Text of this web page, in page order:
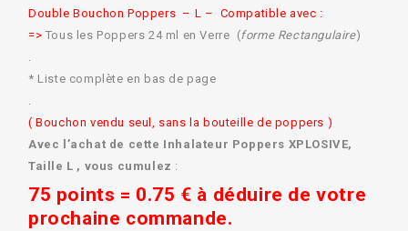
Double Bouchon Poppers – L – Compatible avec :
=> Tous les Poppers 24 ml en Verre (forme Rectangulaire)
.
* Liste complète en bas de page
.
( Bouchon vendu seul, sans la bouteille de poppers )
Avec l’achat de cette Inhalateur Poppers XPLOSIVE,
Taille L , vous cumulez :
75 points = 0.75 € à déduire de votre
prochaine commande.